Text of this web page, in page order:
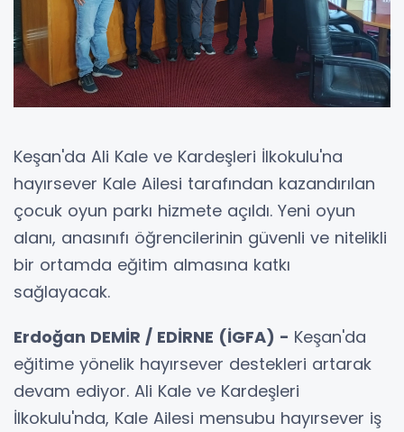
Keşan'da Ali Kale ve Kardeşleri İlkokulu'na
hayırsever Kale Ailesi tarafından kazandırılan
çocuk oyun parkı hizmete açıldı. Yeni oyun
alanı, anasınıfı öğrencilerinin güvenli ve nitelikli
bir ortamda eğitim almasına katkı
sağlayacak.
Erdoğan DEMİR / EDİRNE (İGFA) - Keşan'da
eğitime yönelik hayırsever destekleri artarak
devam ediyor. Ali Kale ve Kardeşleri
İlkokulu'nda, Kale Ailesi mensubu hayırsever iş